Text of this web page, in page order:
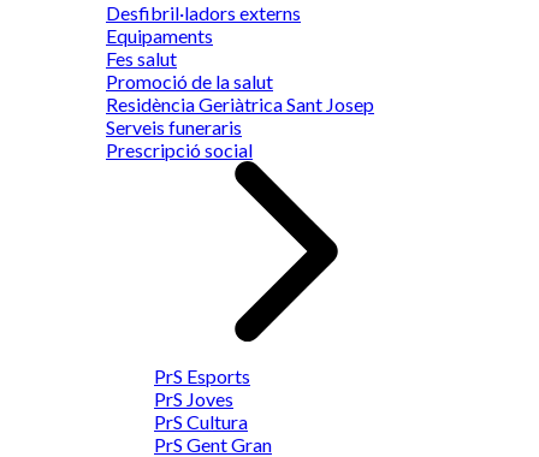
Desfibril·ladors externs
Equipaments
Fes salut
Promoció de la salut
Residència Geriàtrica Sant Josep
Serveis funeraris
Prescripció social
PrS Esports
PrS Joves
PrS Cultura
PrS Gent Gran